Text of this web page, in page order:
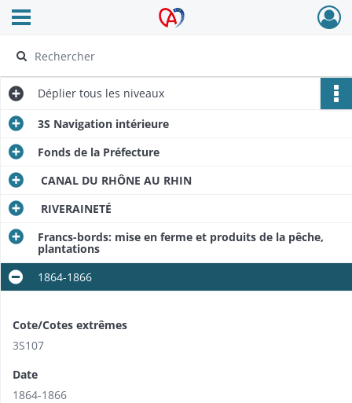
Archives Alsace - Colmar
Ouvrir le menu déroulant
Déplier tous les niveaux
3S Navigation intérieure
Fonds de la Préfecture
CANAL DU RHÔNE AU RHIN
RIVERAINETÉ
Francs-bords: mise en ferme et produits de la pêche,
plantations
1864-1866
Cote/Cotes extrêmes
3S107
Date
1864-1866